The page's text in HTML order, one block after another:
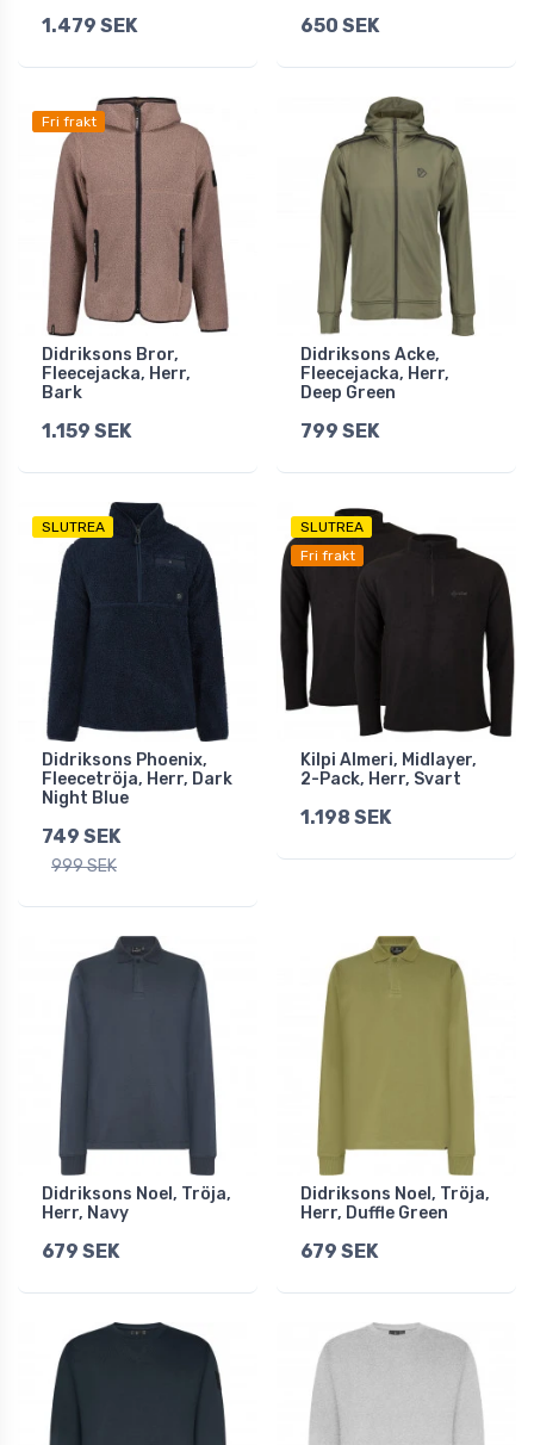
1.479 SEK 650 SEK
Fri frakt
Didriksons Bror,
Fleecejacka, Herr,
Bark
1.159 SEK
Didriksons Acke,
Fleecejacka, Herr,
Deep Green
799 SEK
SLUTREA
Didriksons Phoenix,
Fleecetröja, Herr, Dark
Night Blue
749 SEK
999 SEK
SLUTREA
Fri frakt
Kilpi Almeri, Midlayer,
2-Pack, Herr, Svart
1.198 SEK
Didriksons Noel, Tröja,
Herr, Navy
679 SEK
Didriksons Noel, Tröja,
Herr, Duffle Green
679 SEK